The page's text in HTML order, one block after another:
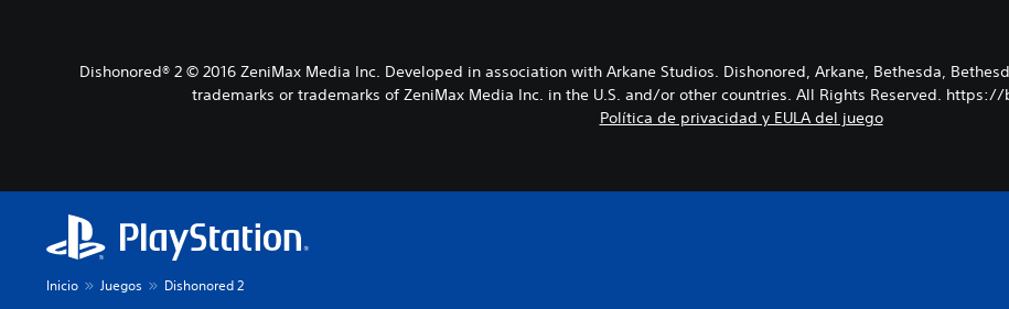
Dishonored® 2 © 2016 ZeniMax Media Inc. Developed in association with Arkane Studios. Dishonored, Arkane, Bethesda,
trademarks or trademarks of ZeniMax Media Inc. in the U.S. and/or other countries. All Rights Reserved.
Política de privacidad y EULA del juego
Inicio Juegos Dishonored 2